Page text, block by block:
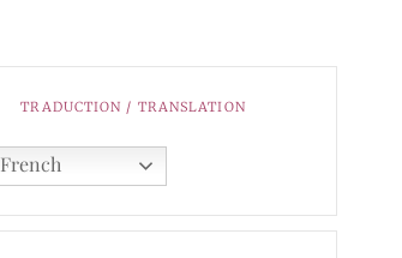
TRADUCTION / TRANSLATION
French